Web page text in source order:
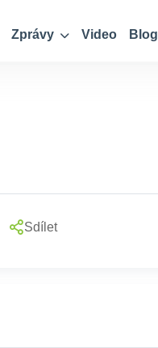
Zprávy Video Blog
Sdílet